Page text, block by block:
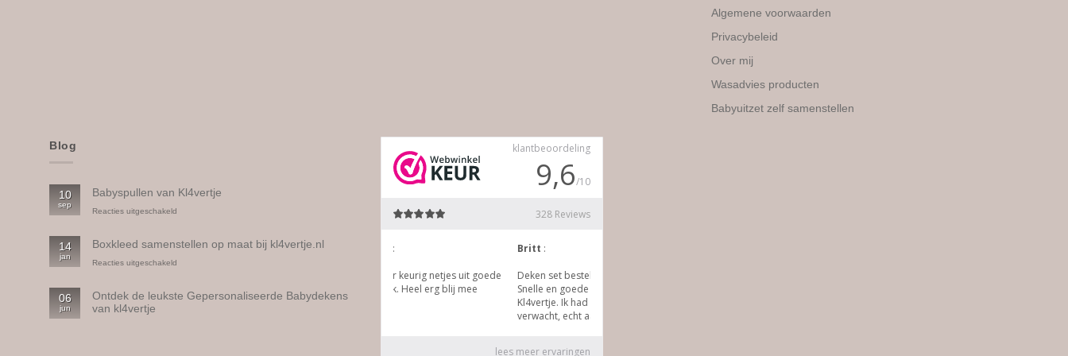
Algemene voorwaarden
Privacybeleid
Over mij
Wasadvies producten
Babyuitzet zelf samenstellen
Blog
10
sep
Babyspullen van Kl4vertje
Reacties uitgeschakeld
Kl4vertje
14
jan
Boxkleed samenstellen op maat bij kl4vertje.nl
Reacties uitgeschakeld
op
06
jun
Ontdek de leukste Gepersonaliseerde Babydekens
van kl4vertje